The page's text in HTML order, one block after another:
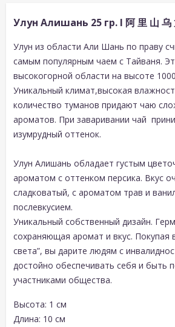
Улун Алишань 25 гр. I 阿 里 山 乌
Улун из области Али Шань по праву
самым популярным чаем с Тайваня.
высокогорной области на высоте
Уникальный климат,высокая
количество туманов придают чаю
ароматов. При заваривании чай
изумрудный оттенок.
Улун Алишань обладает густым
ароматом с оттенком персика. Вкус
сладковатый, с ароматом трав и
послевкусием.
Уникальный собственный дизайн.
сохраняющая аромат и вкус. Покупая
света”, вы дарите людям с
достойно обеспечивать себя и быть
участниками общества.
Высота: 1 см
Длина: 10 см